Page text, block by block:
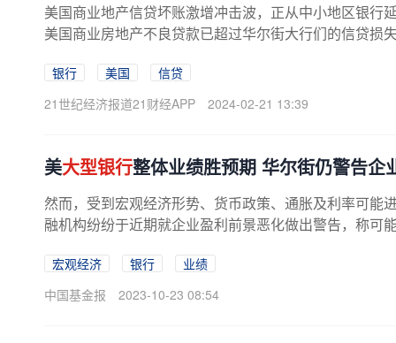
美国商业地产信贷坏账激增冲击波，正从中小地区银行
美国商业房地产不良贷款已超过华尔街大行们的信贷损
银行 美国
信贷
21世纪经济报道21财经APP
2024-02-21 13:39
美大型银行整体业绩胜预期 华尔街仍警告企
然而，受到宏观经济形势、货币政策、通胀及利率可能
融机构纷纷于近期就企业盈利前景恶化做出警告，称可
宏观经济 银行
业绩
中国基金报
2023-10-23 08:54